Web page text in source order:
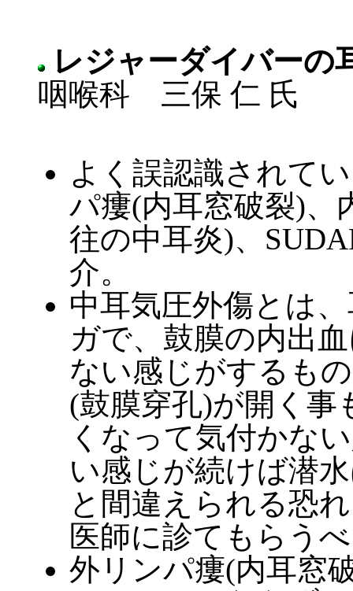
レジャーダイバーの
咽喉科 三保 仁 氏
よく誤認識されて
パ瘻(内耳窓破裂)、
往の中耳炎)、
介。
中耳気圧外傷とは
ガで、鼓膜の内出
ない感じがするも
(鼓膜穿孔)が開く事
くなって気付かな
い感じが続けば潜
と間違えられる恐
医師に診てもらう
外リンパ瘻(内耳窓